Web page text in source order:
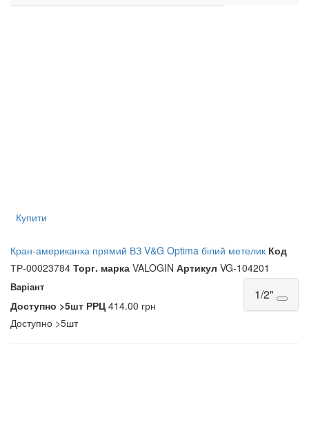
Купити
Кран-американка прямий ВЗ V&G Optima білий метелик Код
ТР-00023784 Торг. марка VALOGIN Артикул VG-104201
Варіант 1/2"
Доступно >5шт РРЦ414.00 грн
Доступно >5шт